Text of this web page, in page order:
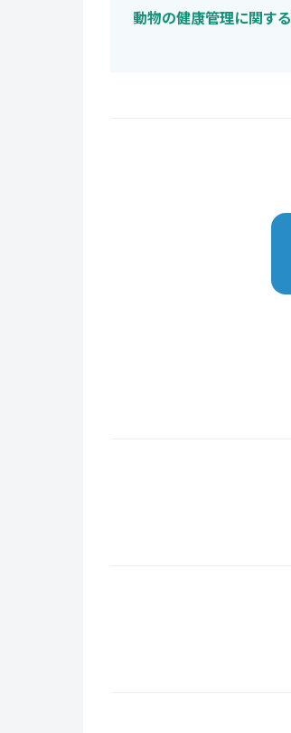
動物の健康管理に関する